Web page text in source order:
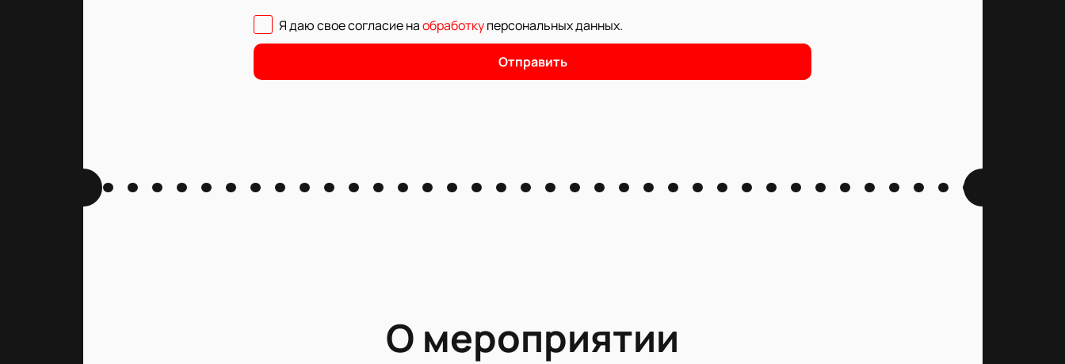
Я даю свое согласие наобработкуперсональных данных.
Отправить
О мероприятии